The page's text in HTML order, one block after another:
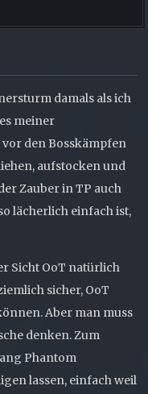
damals als ich
meiner
den Bosskämpfen
aufstocken und
Zauber in TP auch
lächerlich einfach ist,
Sicht OoT natürlich
sicher, OoT
Aber man muss
denken. Zum
Phantom
lassen, einfach weil